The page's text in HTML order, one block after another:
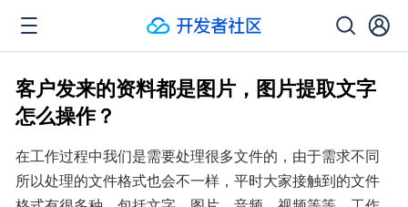
客户发来的资料都是图片，图片提取文字
怎么操作？
在工作过程中我们是需要处理很多文件的，由于需求不同
所以处理的文件格式也会不一样，平时大家接触到的文件